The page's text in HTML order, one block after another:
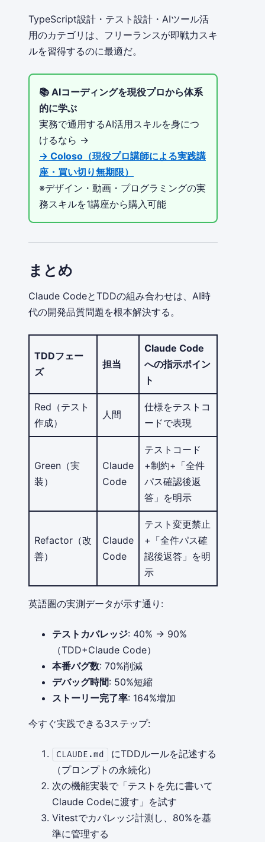
TypeScript設計・テスト設計・AIツール活
用のカテゴリは、フリーランスが即戦力スキ
ルを習得するのに最適だ。
📚 AIコーディングを現役プロから体系
的に学ぶ
実務で通用するAI活用スキルを身につ
けるなら →
→ Coloso（現役プロ講師による実践講
座・買い切り無期限）
※デザイン・動画・プログラミングの実
務スキルを1講座から購入可能
まとめ
Claude CodeとTDDの組み合わせは、AI時
代の開発品質問題を根本解決する。
TDDフェー
ズ
担当
Claude Code
への指示ポイン
ト
Red（テスト
作成）
人間
仕様をテストコ
ードで表現
Green（実
装）
Claude
Code
テストコード
+制約+「全件
パス確認後返
答」を明示
Refactor（改
善）
Claude
Code
テスト変更禁止
+「全件パス確
認後返答」を明
示
英語圏の実測データが示す通り:
テストカバレッジ: 40% → 90%
（TDD+Claude Code）
本番バグ数: 70%削減
デバッグ時間: 50%短縮
ストーリー完了率: 164%増加
今すぐ実践できる3ステップ:
CLAUDE.md
にTDDルールを記述する
（プロンプトの永続化）
次の機能実装で「テストを先に書いて
Claude Codeに渡す」を試す
Vitestでカバレッジ計測し、80%を基
準に管理する